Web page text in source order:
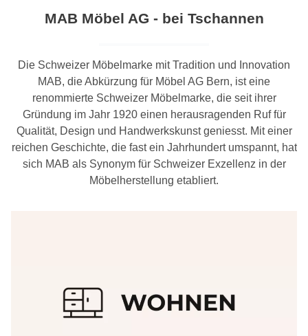
MAB Möbel AG - bei Tschannen
Die Schweizer Möbelmarke mit Tradition und Innovation
MAB, die Abkürzung für Möbel AG Bern, ist eine
renommierte Schweizer Möbelmarke, die seit ihrer
Gründung im Jahr 1920 einen herausragenden Ruf für
Qualität, Design und Handwerkskunst geniesst. Mit einer
reichen Geschichte, die fast ein Jahrhundert umspannt, hat
sich MAB als Synonym für Schweizer Exzellenz in der
Möbelherstellung etabliert.